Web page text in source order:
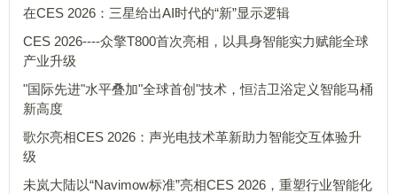
在CES 2026：三星给出AI时代的“新”显示逻辑
CES 2026----众擎T800首次亮相，以具身智能实力赋能全球
产业升级
"国际先进"水平叠加"全球首创"技术，恒洁卫浴定义智能马桶
新高度
歌尔亮相CES 2026：声光电技术革新助力智能交互体验升
级
未岚大陆以“Navimow标准”亮相CES 2026，重塑行业智能化